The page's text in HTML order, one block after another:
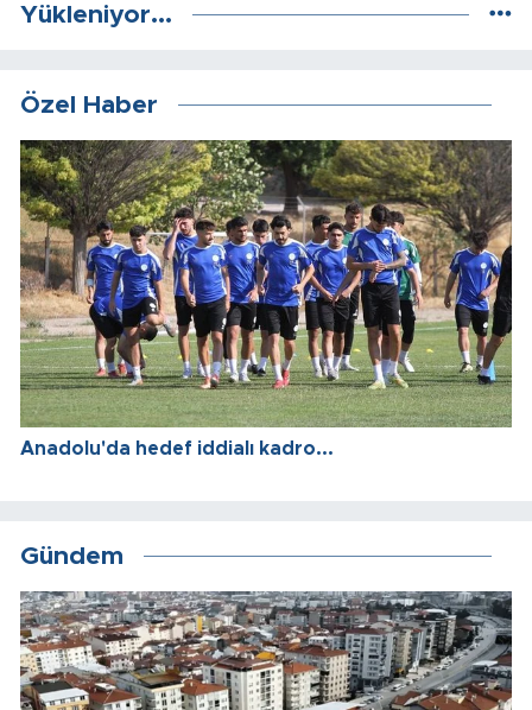
Yükleniyor...
Özel Haber
Anadolu'da hedef iddialı kadro...
Gündem